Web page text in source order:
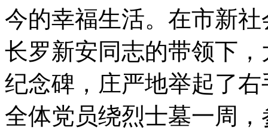
今的幸福生活。在市新
长罗新安同志的带领下
纪念碑，庄严地举起了
全体党员绕烈士墓一周